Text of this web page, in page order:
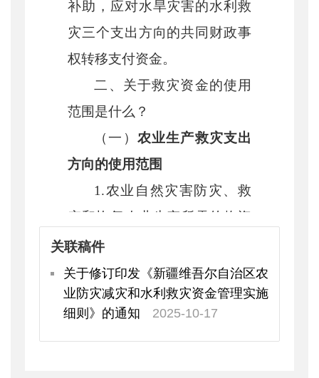
补助 ， 应对水旱灾害的水利救
灾三个支出方向的共同财政事
权转移支付资金。
二 、关于救灾资金的使用
范围是什么？
（一） 农业生产救灾支出
方向的使用范围
1.农业自然灾害防灾、救
灾和恢复农业生产所需的物资
材料及服务补助，包括购买燃
油、肥料、种子（植物种苗、
种畜、种禽、水产种苗）、农
膜、农药、兽药、饲草料、植
关联稿件
关于修订印发《新疆维吾尔自治区农
业防灾减灾和水利救灾资金管理实施
细则》的通知
2025-10-17